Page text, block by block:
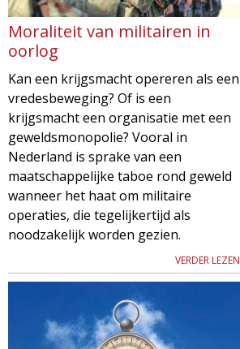
Moraliteit van militairen in
oorlog
Kan een krijgsmacht opereren als een
vredesbeweging? Of is een
krijgsmacht een organisatie met een
geweldsmonopolie? Vooral in
Nederland is sprake van een
maatschappelijke taboe rond geweld
wanneer het haat om militaire
operaties, die tegelijkertijd als
noodzakelijk worden gezien.
VERDER LEZEN